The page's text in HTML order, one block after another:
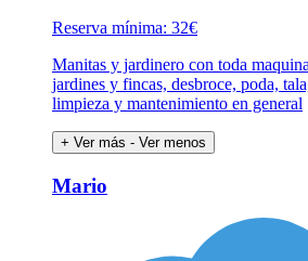
Reserva mínima: 32€
Manitas y jardinero con toda
jardines y fincas, desbroce, poda,
limpieza y mantenimiento en general
+ Ver más - Ver menos
Mario